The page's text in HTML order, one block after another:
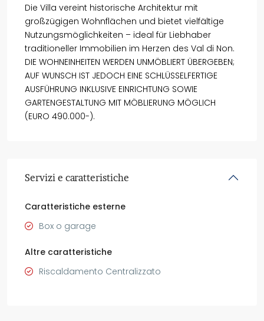
Die Villa vereint historische Architektur mit
großzügigen Wohnflächen und bietet vielfältige
Nutzungsmöglichkeiten – ideal für Liebhaber
traditioneller Immobilien im Herzen des Val di Non.
DIE WOHNEINHEITEN WERDEN UNMÖBLIERT ÜBERGEBEN;
AUF WUNSCH IST JEDOCH EINE SCHLÜSSELFERTIGE
AUSFÜHRUNG INKLUSIVE EINRICHTUNG SOWIE
GARTENGESTALTUNG MIT MÖBLIERUNG MÖGLICH
(EURO 490.000-).
Servizi e caratteristiche
Caratteristiche esterne
Box o garage
Altre caratteristiche
Riscaldamento Centralizzato